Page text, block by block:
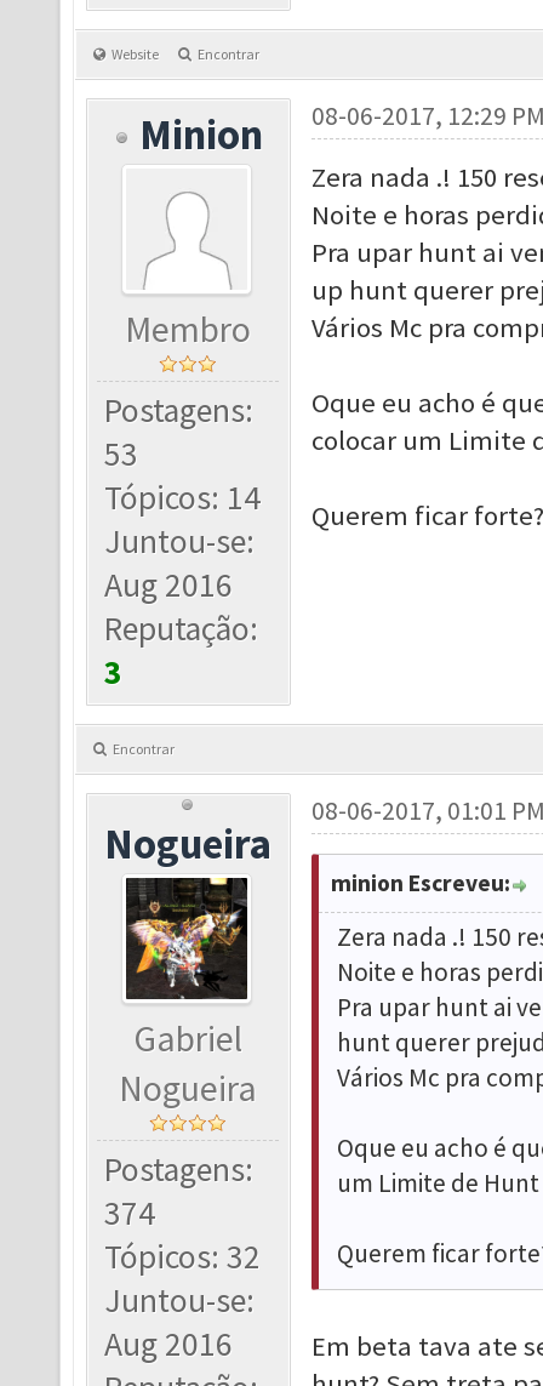
Website Encontrar
Minion
Membro
Postagens:
53
Tópicos: 14
Juntou-se:
Aug 2016
Reputação:
3
08-06-2017, 12:29
Zera nada .! 150
Noite e horas
Pra upar hunt ai
up hunt querer
Vários Mc pra
Oque eu acho é
colocar um Limite
Querem ficar
Encontrar
Nogueira
Gabriel
Nogueira
Postagens:
374
Tópicos: 32
Juntou-se:
Aug 2016
08-06-2017, 01:01
minion Escreveu:
Zera nada .! 150
Noite e horas
Pra upar hunt ai
hunt querer
Vários Mc pra
Oque eu acho é
um Limite de
Querem ficar
Em beta tava ate